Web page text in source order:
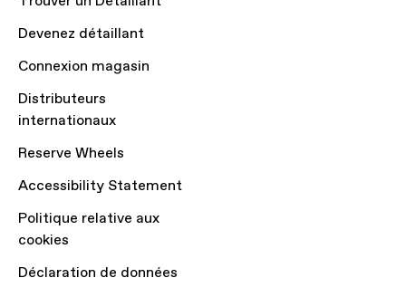
Devenez détaillant
Connexion magasin
Distributeurs
internationaux
Reserve Wheels
Accessibility Statement
Politique relative aux
cookies
Déclaration de données